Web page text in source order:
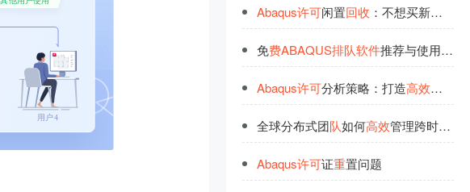
Abaqus许可闲置回收 ：不想买新许
免费ABAQUS排队软件推荐与使用教程
Abaqus许可分析策略：打造高效许
全球分布式团队如何高效管理跨时区
Abaqus许可证重置问题